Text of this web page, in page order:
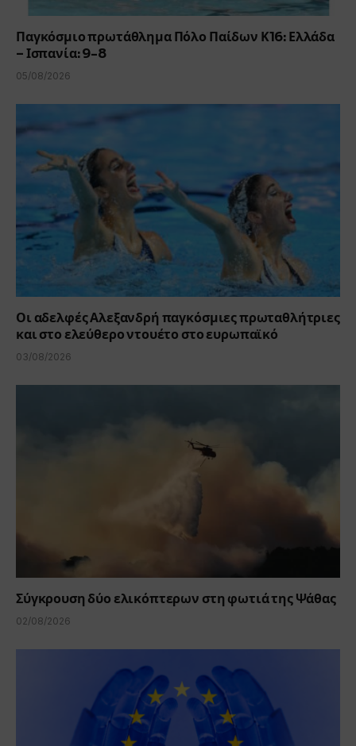
Παγκόσμιο πρωτάθλημα Πόλο Παίδων Κ16: Ελλάδα
– Ισπανία: 9-8
05/08/2026
Οι αδελφές Αλεξανδρή παγκόσμιες πρωταθλήτριες
και στο ελεύθερο ντουέτο στο ευρωπαϊκό
03/08/2026
Σύγκρουση δύο ελικόπτερων στη φωτιά της Ψάθας
02/08/2026